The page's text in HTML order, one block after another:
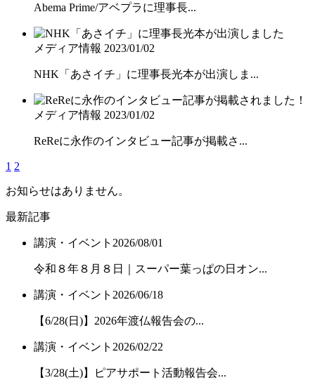
Abema Prime/アベプラに理事長...
メディア情報 2023/01/02
NHK「あさイチ」に理事長光本が出演しま...
メディア情報 2023/01/02
ReReに永作のインタビュー記事が掲載さ...
1 2
お知らせはありません。
最新記事
講演・イベント 2026/08/01
令和８年８月８日｜スーパー葉っぱの日オン...
講演・イベント 2026/06/18
【6/28(日)】2026年渡仏報告会の...
講演・イベント 2026/02/22
【3/28(土)】ピアサポート活動報告会...